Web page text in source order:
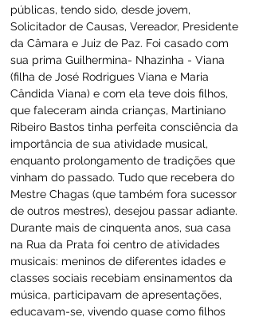
públicas, tendo sido, desde jovem,
Solicitador de Causas, Vereador, Presidente
da Câmara e Juiz de Paz. Foi casado com
sua prima Guilhermina- Nhazinha - Viana
(filha de José Rodrigues Viana e Maria
Cândida Viana) e com ela teve dois filhos,
que faleceram ainda crianças, Martiniano
Ribeiro Bastos tinha perfeita consciência da
importância de sua atividade musical,
enquanto prolongamento de tradições que
vinham do passado. Tudo que recebera do
Mestre Chagas (que também fora sucessor
de outros mestres), desejou passar adiante.
Durante mais de cinquenta anos, sua casa
na Rua da Prata foi centro de atividades
musicais: meninos de diferentes idades e
classes sociais recebiam ensinamentos da
música, participavam de apresentações,
educavam-se, vivendo quase como filhos